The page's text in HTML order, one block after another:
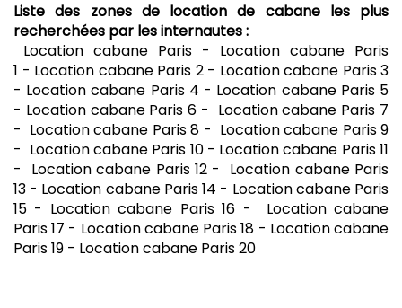
Liste des zones de location de cabane les plus
recherchées par les internautes :
Location cabane Paris - Location cabane Paris
1 - Location cabane Paris 2 - Location cabane Paris 3
- Location cabane Paris 4 - Location cabane Paris 5
- Location cabane Paris 6 - Location cabane Paris 7
- Location cabane Paris 8 - Location cabane Paris 9
- Location cabane Paris 10 - Location cabane Paris 11
- Location cabane Paris 12 - Location cabane Paris
13 - Location cabane Paris 14 - Location cabane Paris
15 - Location cabane Paris 16 - Location cabane
Paris 17 - Location cabane Paris 18 - Location cabane
Paris 19 - Location cabane Paris 20